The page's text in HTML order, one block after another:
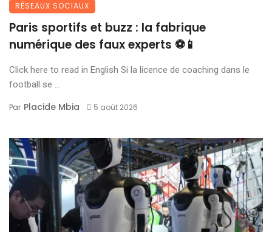
RÉSEAUX SOCIAUX
Paris sportifs et buzz : la fabrique
numérique des faux experts ⚽📱
Click here to read in English Si la licence de coaching dans le
football se ...
Par Placide Mbia 5 août 2026